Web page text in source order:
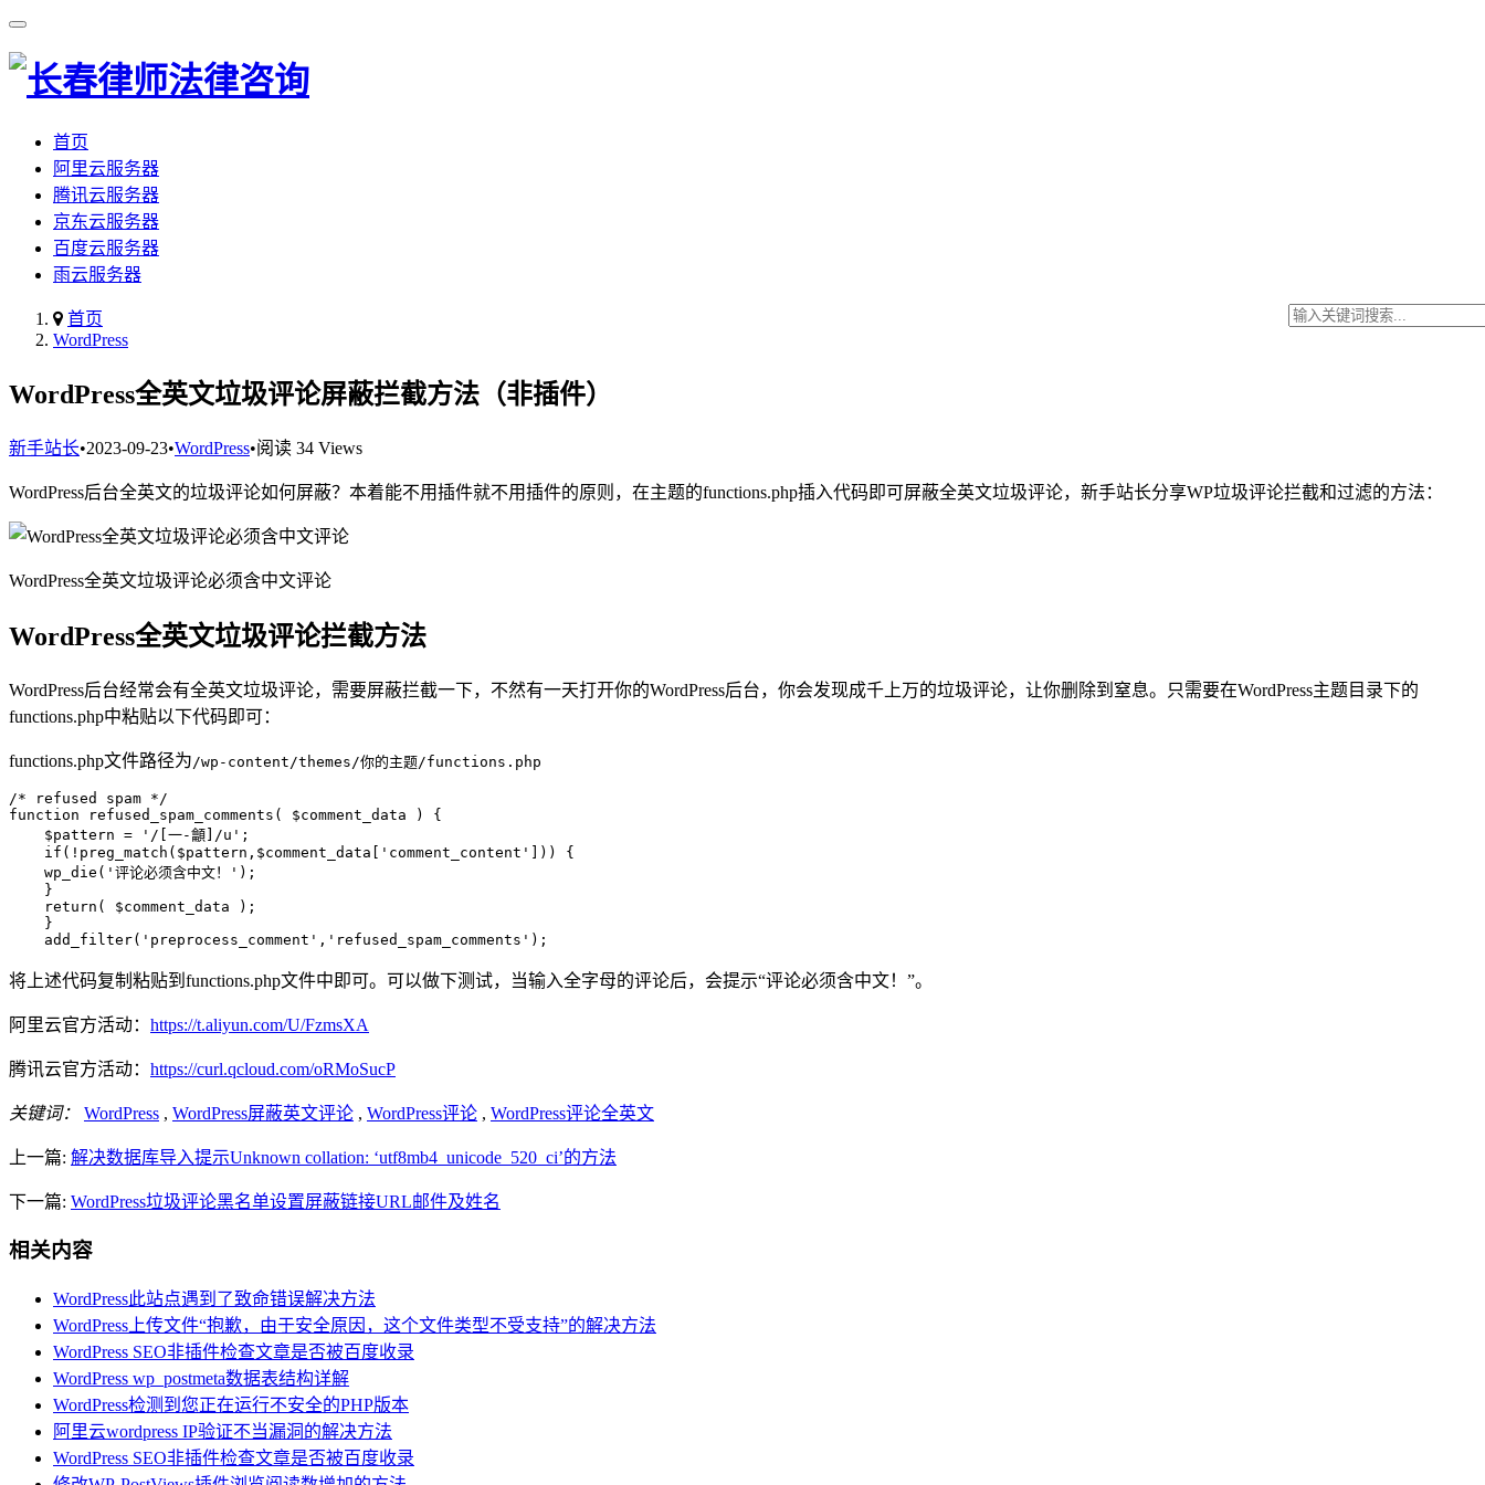
首页
阿里云服务器
腾讯云服务器
京东云服务器
百度云服务器
雨云服务器
首页
WordPress
WordPress全英文垃圾评论屏蔽拦截方法（非插件）
新手站长•2023-09-23•WordPress•阅读 34 Views
WordPress后台全英文的垃圾评论如何屏蔽？本着能不用插件就不用插件的原则，在主题的functions.php插入代码即可屏蔽全英文垃圾评论，新手站长分享WP垃圾评论拦截和过滤的方法：
WordPress全英文垃圾评论必须含中文评论
WordPress全英文垃圾评论拦截方法
WordPress后台经常会有全英文垃圾评论，需要屏蔽拦截一下，不然有一天打开你的WordPress后台，你会发现成千上万的垃圾评论，让你删除到窒息。只需要在WordPress主题目录下的
functions.php中粘贴以下代码即可：
functions.php文件路径为 /wp-content/themes/你的主题/functions.php
/* refused spam */
function refused_spam_comments( $comment_data ) {
    $pattern = '/[一-龥]/u';
    if(!preg_match($pattern,$comment_data['comment_content'])) {
    wp_die('评论必须含中文！');
    }
    return( $comment_data );
    }
    add_filter('preprocess_comment','refused_spam_comments');
将上述代码复制粘贴到functions.php文件中即可。可以做下测试，当输入全字母的评论后，会提示“评论必须含中文！”。
阿里云官方活动： https://t.aliyun.com/U/FzmsXA
腾讯云官方活动： https://curl.qcloud.com/oRMoSucP
关键词： WordPress , WordPress屏蔽英文评论 , WordPress评论 , WordPress评论全英文
上一篇: 解决数据库导入提示Unknown collation: ‘utf8mb4_unicode_520_ci’的方法
下一篇: WordPress垃圾评论黑名单设置屏蔽链接URL邮件及姓名
相关内容
WordPress此站点遇到了致命错误解决方法
WordPress上传文件“抱歉，由于安全原因，这个文件类型不受支持”的解决方法
WordPress SEO非插件检查文章是否被百度收录
WordPress wp_postmeta数据表结构详解
WordPress检测到您正在运行不安全的PHP版本
阿里云wordpress IP验证不当漏洞的解决方法
WordPress SEO非插件检查文章是否被百度收录